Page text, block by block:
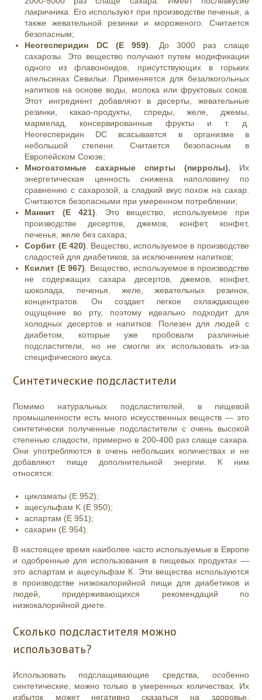
лакричника. Его используют при производстве печенья, а
также жевательной резинки и мороженого. Считается
безопасным;
Неогесперидин DC (E 959) . До 3000 раз слаще
сахарозы. Это вещество получают путем модификации
одного из флавоноидов, присутствующих в горьких
апельсинах Севильи. Применяется для безалкогольных
напитков на основе воды, молока или фруктовых соков.
Этот ингредиент добавляют в десерты, жевательные
резинки, какао-продукты, спреды, желе, джемы,
мармелад, консервированные фрукты и т. д.
Неогесперидин DC всасывается в организме в
небольшой степени. Считается безопасным в
Европейском Союзе;
Многоатомные сахарные спирты (пирролы). Их
энергетическая ценность снижена наполовину по
сравнению с сахарозой, а сладкий вкус похож на сахар.
Считаются безопасными при умеренном потреблении;
Маннит (E 421) . Это вещество, используемое при
производстве десертов, джемов, конфет, конфет,
печенья, желе без сахара;
Сорбит (E 420) . Вещество, используемое в производстве
сладостей для диабетиков, за исключением напитков;
Ксилит (E 967) . Вещество, используемое в производстве
не содержащих сахара десертов, джемов, конфет,
шоколада, печенья, желе, жевательных резинок,
концентратов. Он создает легкое охлаждающее
ощущение во рту, поэтому идеально подходит для
холодных десертов и напитков. Полезен для людей с
диабетом, которые уже пробовали различные
подсластители, но не смогли их использовать из-за
специфического вкуса.
Синтетические подсластители
Помимо натуральных подсластителей, в пищевой
промышленности есть много искусственных веществ — это
синтетически полученные подсластители с очень высокой
степенью сладости, примерно в 200-400 раз слаще сахара.
Они употребляются в очень небольших количествах и не
добавляют пище дополнительной энергии. К ним
относятся:
цикламаты (E 952);
ацесульфам K (E 950);
аспартам (E 951);
сахарин (E 954).
В настоящее время наиболее часто используемые в Европе
и одобренные для использования в пищевых продуктах —
это аспартам и ацесульфам К. Эти вещества используются
в производстве низкокалорийной пищи для диабетиков и
людей, придерживающихся рекомендаций по
низкокалорийной диете.
Сколько подсластителя можно
использовать?
Использовать подслащивающие средства, особенно
синтетические, можно только в умеренных количествах. Их
избыток может негативно сказаться на здоровье.